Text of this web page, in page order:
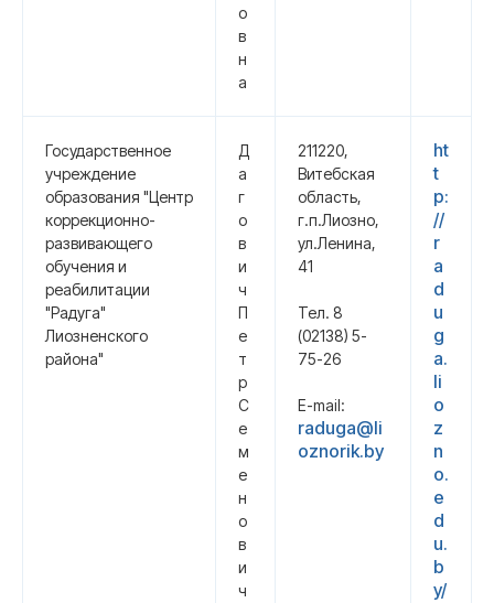
о
в
н
а
Государственное
учреждение
образования "Центр
коррекционно-
развивающего
обучения и
реабилитации
"Радуга"
Лиозненского
района"
Д
а
г
о
в
и
ч
П
е
т
р
С
е
м
е
н
о
в
и
ч
211220,
Витебская
область,
г.п.Лиозно,
ул.Ленина,
41
Тел. 8
(02138) 5-
75-26
E-mail:
raduga@li
oznorik.by
ht
t
p:
//
r
a
d
u
g
a.
li
o
z
n
o.
e
d
u.
b
y/